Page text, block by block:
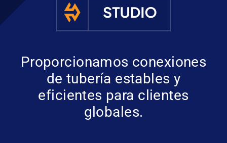
Proporcionamos conexiones
de tubería estables y
eficientes para clientes
globales.